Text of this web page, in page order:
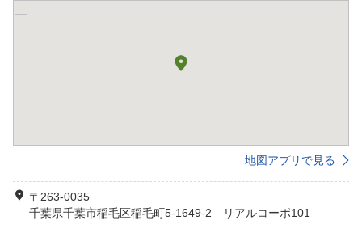
地図アプリで見る
〒263-0035
千葉県千葉市稲毛区稲毛町5-1649-2 リアルコーポ101